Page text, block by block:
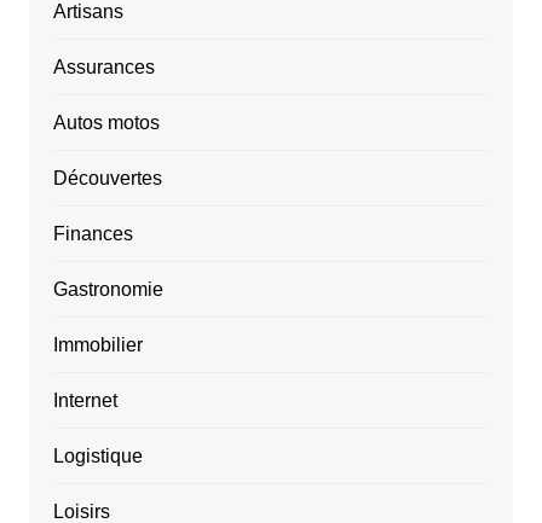
Artisans
Assurances
Autos motos
Découvertes
Finances
Gastronomie
Immobilier
Internet
Logistique
Loisirs